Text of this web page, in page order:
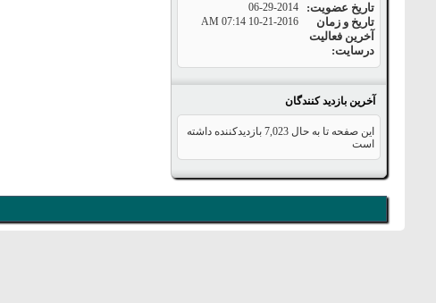
تاریخ عضویت 06-29-2014
تاریخ و زمان
آخرین فعالیت
درسایت
10-21-2016
07:14 AM
آخرین بازدید کنندگان
این صفحه تا به حال 7,023 بازدیدکننده داشته
است